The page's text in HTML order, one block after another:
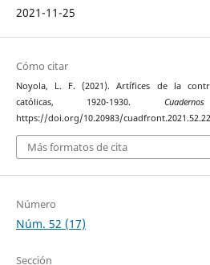
2021-11-25
Cómo citar
Noyola, L. F. (2021). Artífices de la
católicas, 1920-1930.
https://doi.org/10.20983/cuadfront.2021.52.22
Más formatos de cita
Número
Núm. 52 (17)
Sección